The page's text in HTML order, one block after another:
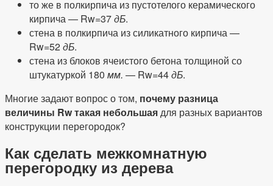
то же в полкирпича из пустотелого керамического
кирпича — Rw=37дБ.
стена в полкирпича из силикатного кирпича —
Rw=52 дБ.
стена из блоков ячеистого бетона толщиной со
штукатуркой 180 мм. — Rw=44дБ.
Многие задают вопрос о том, почему разница
величины Rw такая небольшаядля разных вариантов
конструкции перегородок?
Как сделать межкомнатную
перегородку из дерева